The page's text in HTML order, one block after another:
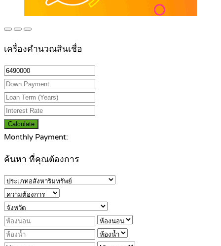
เครื่องคำนวณสินเชื่อ
Calculate
Monthly Payment:
ค้นหา ที่คุณต้องการ